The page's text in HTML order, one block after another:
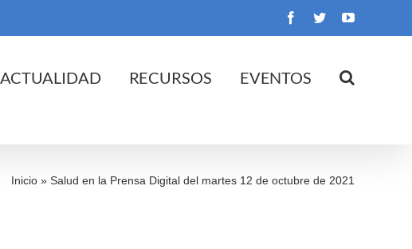
Facebook
TwitterYouTube
ACTUALIDAD RECURSOS EVENTOS
Inicio » Salud en la Prensa Digital del martes 12 de octubre de 2021